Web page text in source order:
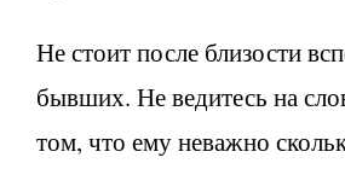
Не стоит после близости
бывших. Не ведитесь на
том, что ему неважно